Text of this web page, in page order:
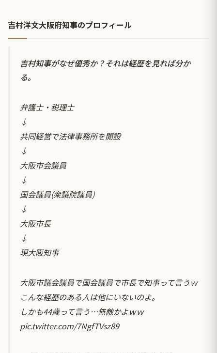
吉村洋文大阪府知事のプロフィール
吉村知事がなぜ優秀か？それは経歴を見れば分か
る。
弁護士・税理士
↓
共同経営で法律事務所を開設
↓
大阪市会議員
↓
国会議員(衆議院議員)
↓
大阪市長
↓
現大阪知事
大阪市議会議員で国会議員で市長で知事って言うｗ
こんな経歴のある人は他にいないのよ。
しかも44歳って言う…無敵かよｗｗ
pic.twitter.com/7NgfTVsz89